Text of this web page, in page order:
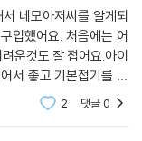
네모아저씨를 알게되
입했어요. 처음에는 어
운것도 잘 접어요.아이
서 좋고 기본접기를 따
하다보니 이해가 잘 안
2 댓글0